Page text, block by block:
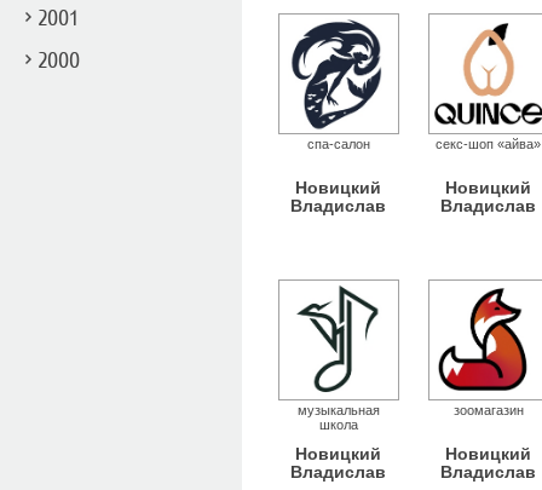
2001
2000
спа-салон
Новицкий
Владислав
секс-шоп «айва»
Новицкий
Владислав
музыкальная
школа
Новицкий
Владислав
зоомагазин
Новицкий
Владислав